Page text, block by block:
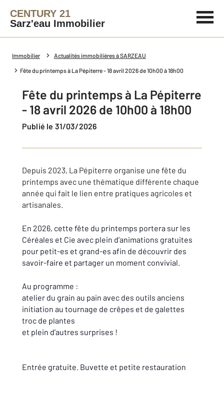
CENTURY 21
Sarz'eau Immobilier
Immobilier Actualités immobilières à SARZEAU
Fête du printemps à La Pépiterre - 18 avril 2026 de 10h00 à 18h00
Fête du printemps à La Pépiterre
- 18 avril 2026 de 10h00 à 18h00
Publié le 31/03/2026
Depuis 2023, La Pépiterre organise une fête du
printemps avec une thématique différente chaque
année qui fait le lien entre pratiques agricoles et
artisanales.
En 2026, cette fête du printemps portera sur les
Céréales et Cie avec plein d’animations gratuites
pour petit-es et grand-es afin de découvrir des
savoir-faire et partager un moment convivial.
Au programme :
atelier du grain au pain avec des outils anciens
initiation au tournage de crêpes et de galettes
troc de plantes
et plein d’autres surprises !
Entrée gratuite. Buvette et petite restauration